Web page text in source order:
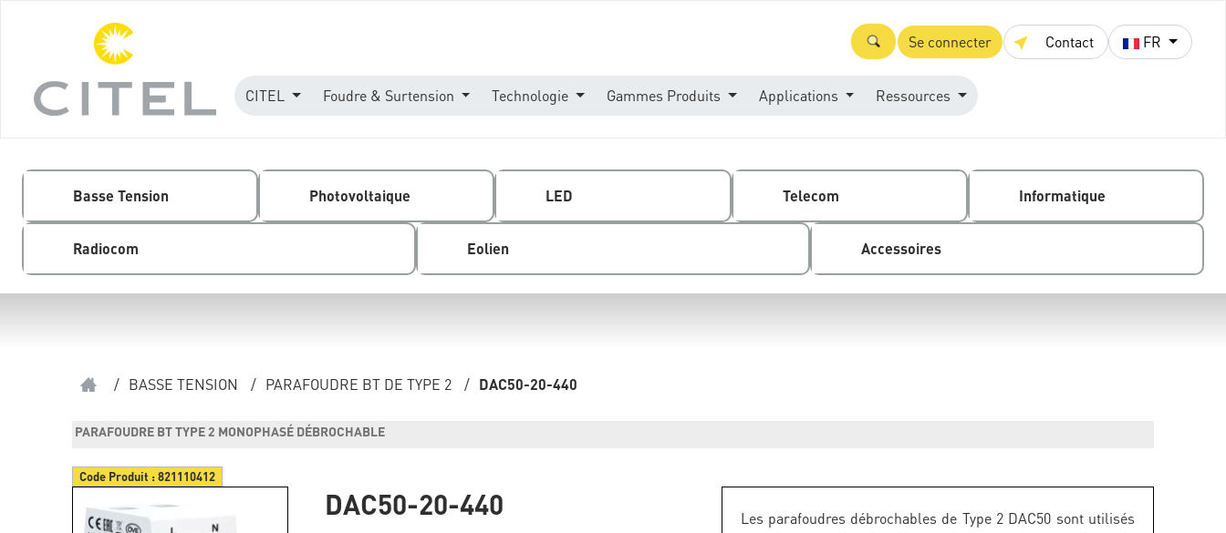
Se connecter Contact FR
CITEL Foudre & Surtension Technologie Gammes Produits Applications Ressources
Basse Tension Photovoltaique LED Telecom Informatique
Radiocom Eolien Accessoires
/ BASSE TENSION / PARAFOUDRE BT DE TYPE 2 / DAC50-20-440
PARAFOUDRE BT TYPE 2 MONOPHASÉ DÉBROCHABLE
Code Produit :821110412
DAC50-20-440
Les parafoudres débrochables de Type 2 DAC50 sont utilisés